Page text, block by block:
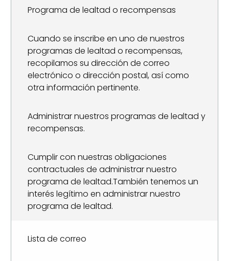
Programa de lealtad o recompensas
Cuando se inscribe en uno de nuestros
programas de lealtad o recompensas,
recopilamos su dirección de correo
electrónico o dirección postal, así como
otra información pertinente.
Administrar nuestros programas de lealtad y
recompensas.
Cumplir con nuestras obligaciones
contractuales de administrar nuestro
programa de lealtad.También tenemos un
interés legítimo en administrar nuestro
programa de lealtad.
Lista de correo